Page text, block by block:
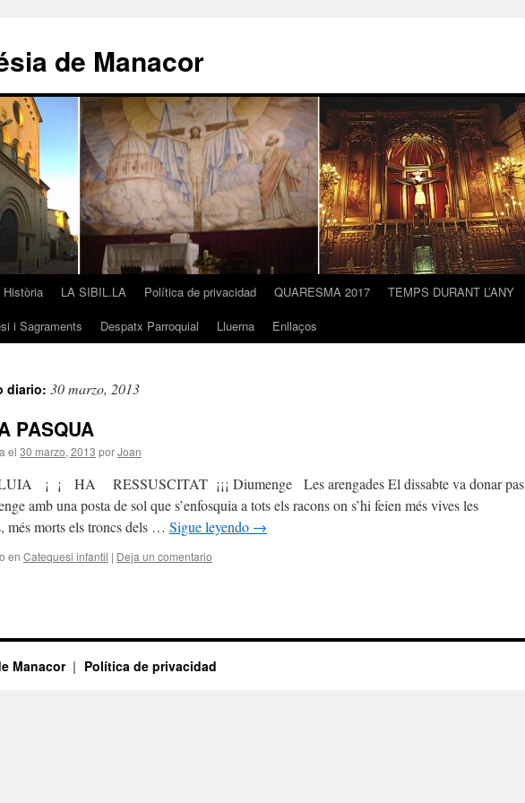
de Manacor
Història LA SIBIL.LA Política de privacidad QUARESMA 2017 TEMPS DURANT L’ANY
i Sagraments
Despatx Parroquial Lluerna Enllaços
diario: 30 marzo, 2013
PASQUA
el 30 marzo, 2013 porJoan
¡ ¡ HA RESSUSCITAT ¡¡¡ Diumenge Les arengades El dissabte va donar pas
amb una posta de sol que s’enfosquia a tots els racons on s’hi feien més vives les
més morts els troncs dels … Sigue leyendo →
en Catequesi infantil | Deja un comentario
Manacor Política de privacidad